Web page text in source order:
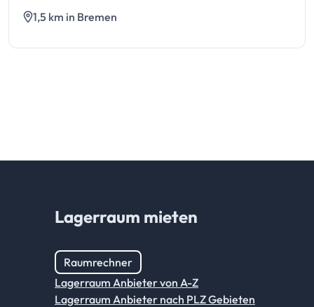
1,5 km in Bremen
Lagerraum mieten
Raumrechner
Lagerraum Anbieter von A-Z
Lagerraum Anbieter nach PLZ Gebieten